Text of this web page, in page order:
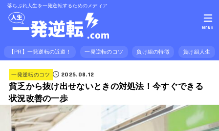
落ちぶれ人生を一発逆転するためのメディア
【PR】一発逆転の近道！ 一発逆転のコツ 負け組の特徴 負け組人生
MENU
一発逆転のコツ 2025.08.12
貧乏から抜け出せないときの対処法！今すぐできる
状況改善の一歩